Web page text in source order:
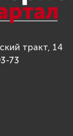
тракт, 14
73